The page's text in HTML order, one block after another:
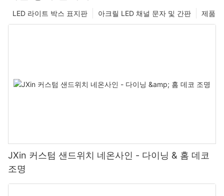
제품
아크릴 LED 채널 문자 및 간판
LED 라이트 박스 표지판
JXin 커스텀 샌드위치 네온사인 - 다이닝 & 홈 데코
조명